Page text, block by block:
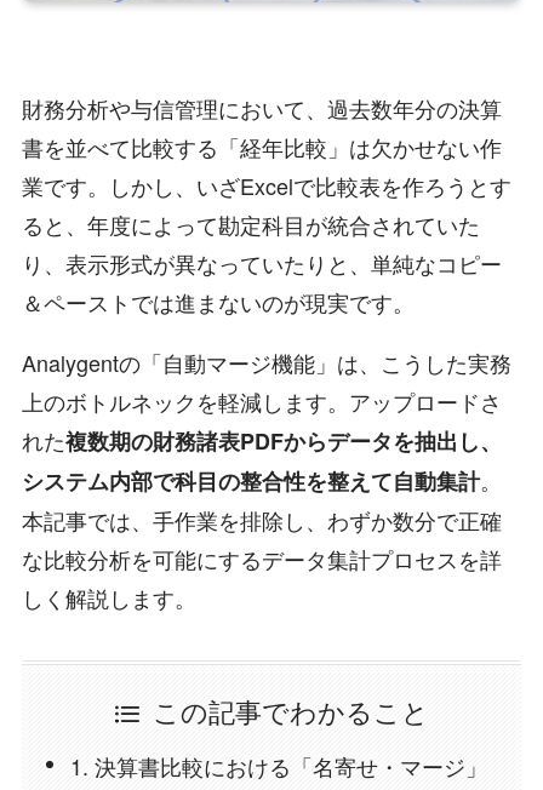
財務分析や与信管理において、過去数年分の決算
書を並べて比較する「経年比較」は欠かせない作
業です。しかし、いざExcelで比較表を作ろうとす
ると、年度によって勘定科目が統合されていた
り、表示形式が異なっていたりと、単純なコピー
＆ペーストでは進まないのが現実です。
Analygentの「自動マージ機能」は、こうした実務
上のボトルネックを軽減します。アップロードさ
れた複数期の財務諸表PDFからデータを抽出し、
システム内部で科目の整合性を整えて自動集計。
本記事では、手作業を排除し、わずか数分で正確
な比較分析を可能にするデータ集計プロセスを詳
しく解説します。
この記事でわかること
1. 決算書比較における「名寄せ・マージ」